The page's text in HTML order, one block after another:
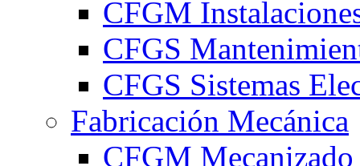
CFGM
CFGS
CFGS Sistemas
Fabricación Mecánica
CFGM Mecanizado